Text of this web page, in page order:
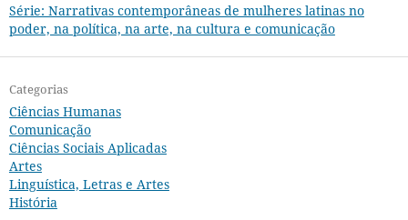
Série: Narrativas contemporâneas de mulheres latinas no
poder, na política, na arte, na cultura e comunicação
Categorias
Ciências Humanas
Comunicação
Ciências Sociais Aplicadas
Artes
Linguística, Letras e Artes
História